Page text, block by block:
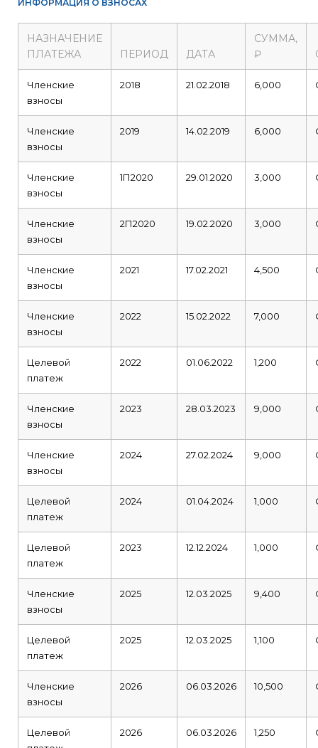
ИНФОРМАЦИЯ О ВЗНОСАХ
НАЗНАЧЕНИЕ
ПЛАТЕЖА
ПЕРИОД ДАТА
СУММА,
₽
Членские
взносы
2018 21.02.2018 6,000
Членские
взносы
2019 14.02.2019 6,000
Членские
взносы
1П2020 29.01.2020 3,000
Членские
взносы
2П2020 19.02.2020 3,000
Членские
взносы
2021 17.02.2021 4,500
Членские
взносы
2022 15.02.2022 7,000
Целевой
платеж
2022 01.06.2022 1,200
Членские
взносы
2023 28.03.2023 9,000
Членские
взносы
2024 27.02.2024 9,000
Целевой
платеж
2024 01.04.2024 1,000
Целевой
платеж
2023 12.12.2024 1,000
Членские
взносы
2025 12.03.2025 9,400
Целевой
платеж
2025 12.03.2025 1,100
Членские
взносы
2026 06.03.2026 10,500
Целевой
2026 06.03.2026 1,250